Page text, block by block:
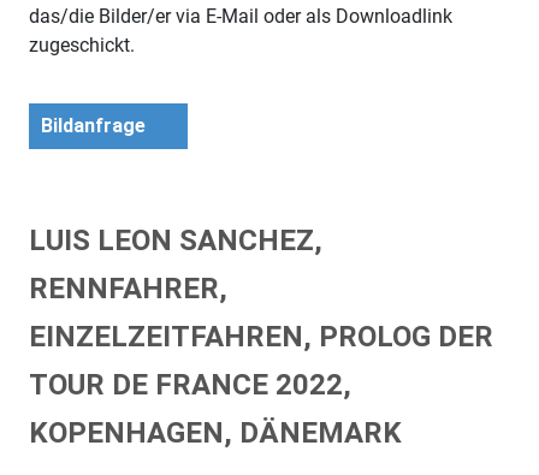
das/die Bilder/er via E-Mail oder als Downloadlink
zugeschickt.
Bildanfrage
LUIS LEON SANCHEZ,
RENNFAHRER,
EINZELZEITFAHREN, PROLOG DER
TOUR DE FRANCE 2022,
KOPENHAGEN, DÄNEMARK